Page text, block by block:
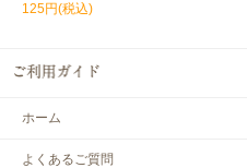
125円(税込)
ホーム
よくあるご質問